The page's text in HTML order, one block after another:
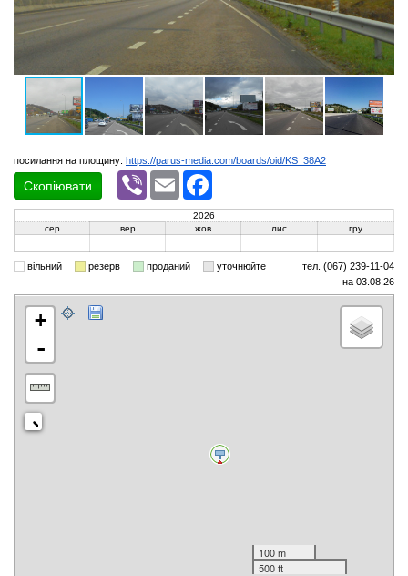
посилання на площину: https://parus-media.com/boards/oid/KS_38A2
Скопіювати
Viber Email
2026
сер
вер жов лис гру
вільний резерв проданий уточнюйте
тел. (067) 239-11-04
на 03.08.26
+
-
100 m
500 ft